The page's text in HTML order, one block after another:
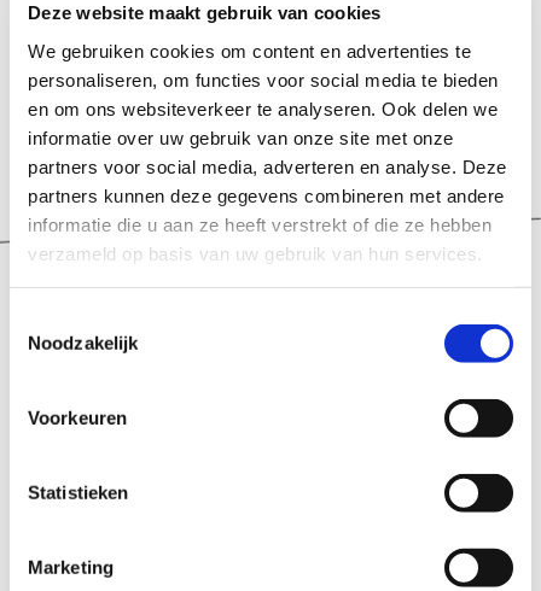
Deze website maakt gebruik van cookies
We gebruiken cookies om content en advertenties te
personaliseren, om functies voor social media te bieden
en om ons websiteverkeer te analyseren. Ook delen we
informatie over uw gebruik van onze site met onze
partners voor social media, adverteren en analyse. Deze
partners kunnen deze gegevens combineren met andere
informatie die u aan ze heeft verstrekt of die ze hebben
verzameld op basis van uw gebruik van hun services.
Noodzakelijk
Voorkeuren
Statistieken
Marketing
We helpen je graag verder. Bel
210of stuur een mail naar
verhuur@esprit-ict.nl
Onze preferred suppliers